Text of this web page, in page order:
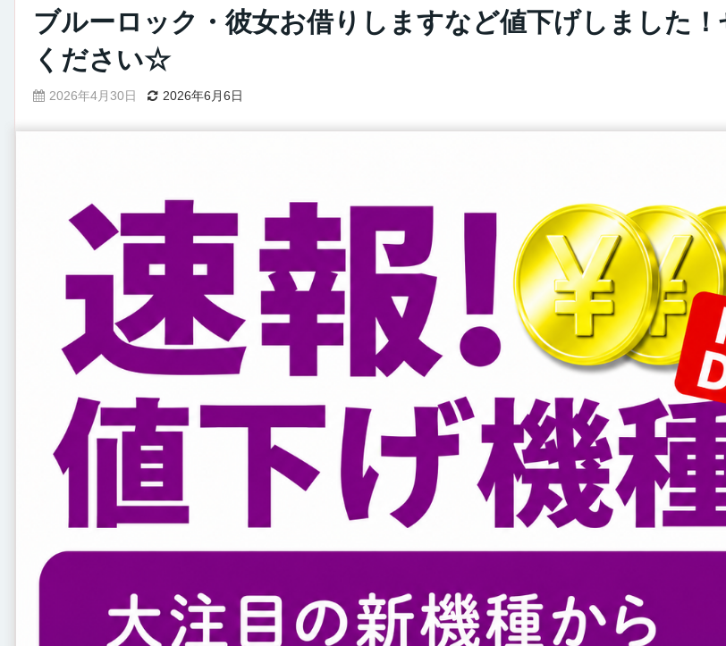
ブルーロック・彼女お借りしますなど値下げしました
ください☆
2026年4月30日 2026年6月6日